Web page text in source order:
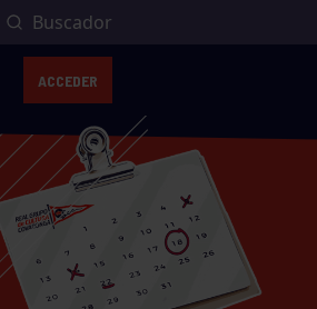
Buscador
ACCEDER